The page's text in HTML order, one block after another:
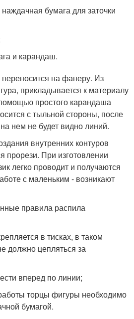
бумага для заточки
и карандаш.
на фанеру. Из
прикладывается к материалу
простого карандаша
с тыльной стороны, после
нем не будет видно линий.
внутренних контуров
прорези. При изготовлении
легко проводит и получаются
с маленьким - возникают
правила распила
в тисках, в таком
должно цепляться за
вперед по линии;
торцы фигуры необходимо
бумагой.